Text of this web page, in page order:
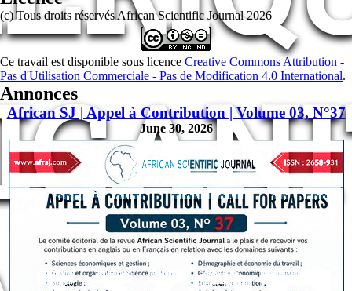
(c) Tous droits réservés African Scientific Journal 2026
Ce travail est disponible sous licence Creative Commons Attribution -
Pas d'Utilisation Commerciale - Pas de Modification 4.0 International.
Annonces
African SJ | Appel à Contribution | Volume 03, N°37
June 30, 2026